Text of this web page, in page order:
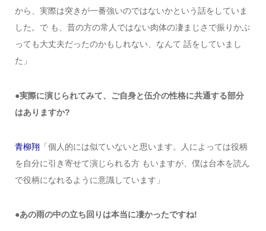
から、実際は突きが一番強いのではないかという話をしていま
した。で も、昔の方の常人ではない肉体の凄まじさで振りかぶ
っても大丈夫だったのかもしれない、なんて 話をしていまし
た」
●実際に演じられてみて、ご自身と伍介の性格に共通する部分
はありますか?
青柳翔 「個人的には似ていないと思います。人によっては役柄
を自分に引き寄せて演じられる方 もいますが、僕は台本を読ん
で役柄になれるように意識しています」
●あの雨の中の立ち回りは本当に凄かったですね!